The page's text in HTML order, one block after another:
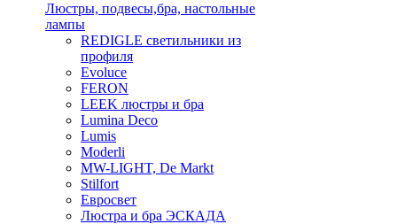
Люстры, подвесы,бра, настольные
лампы
REDIGLE светильники из
профиля
Evoluce
FERON
LEEK люстры и бра
Lumina Deco
Lumis
Moderli
MW-LIGHT, De Markt
Stilfort
Евросвет
Люстра и бра ЭСКАДА